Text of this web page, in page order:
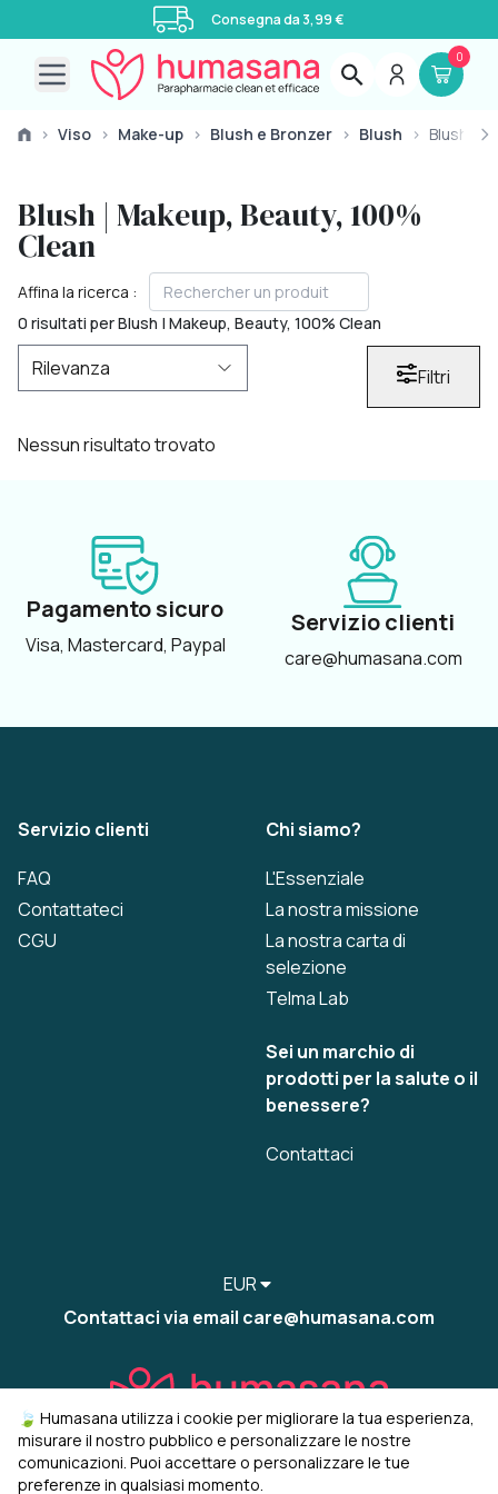
Consegna da 3,99 €
Open main menu
0
› Viso › Make-up › Blush e Bronzer › Blush › Blush
Blush | Makeup, Beauty, 100%
Clean
Affina la ricerca :
0 risultati per Blush | Makeup, Beauty, 100% Clean
Filtri
Nessun risultato trovato
Pagamento sicuro
Visa, Mastercard, Paypal
Servizio clienti
care@humasana.com
Servizio clienti
FAQ
Contattateci
CGU
Chi siamo?
L'Essenziale
La nostra missione
La nostra carta di
selezione
Telma Lab
Sei un marchio di
prodotti per la salute o il
benessere?
Contattaci
EUR
Contattaci via email care@humasana.com
🍃 Humasana utilizza i cookie per migliorare la tua esperienza,
misurare il nostro pubblico e personalizzare le nostre
comunicazioni. Puoi accettare o personalizzare le tue
preferenze in qualsiasi momento.